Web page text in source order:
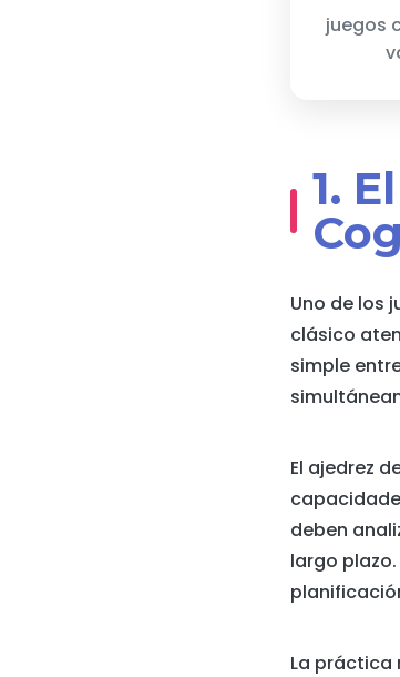
juegos
1.
Uno de los
clásico
simple
El ajedrez
deben
largo
La práctica